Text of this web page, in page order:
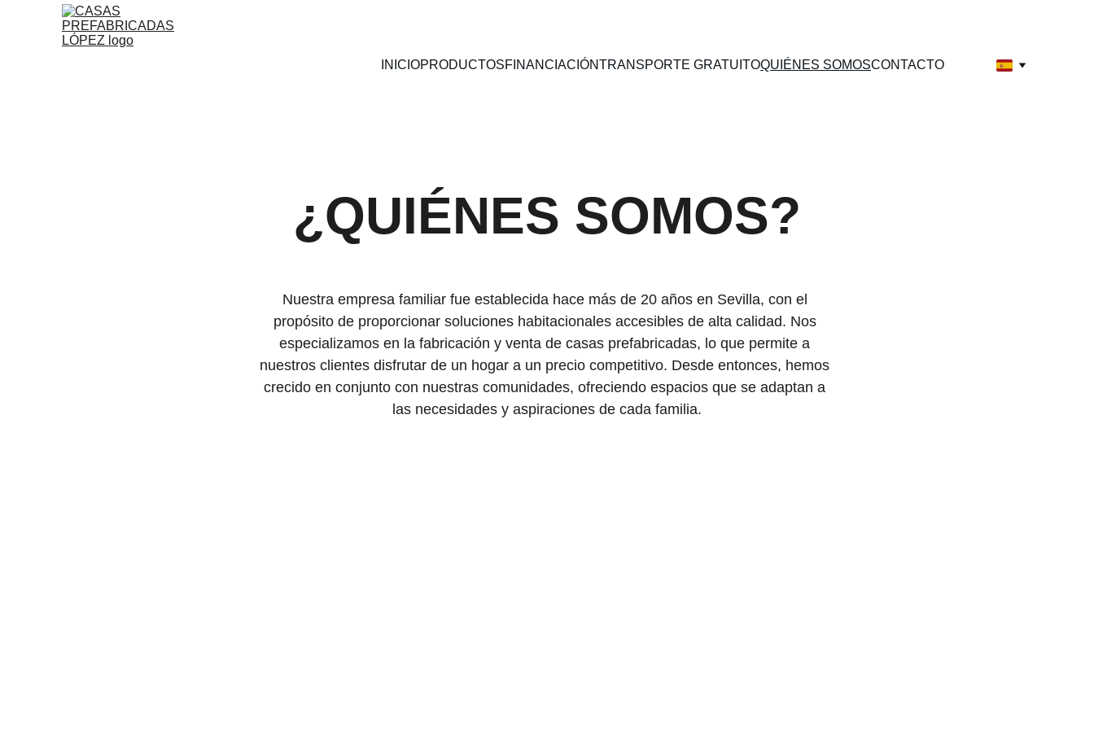
INICIOPRODUCTOSFINANCIACIÓNTRANSPORTE GRATUITOQUIÉNES SOMOSCONTACTO
¿QUIÉNES SOMOS?
Nuestra empresa familiar fue establecida hace más de 20 años en Sevilla, con el
propósito de proporcionar soluciones habitacionales accesibles de alta calidad. Nos
especializamos en la fabricación y venta de casas prefabricadas, lo que permite a
nuestros clientes disfrutar de un hogar a un precio competitivo. Desde entonces, hemos
crecido en conjunto con nuestras comunidades, ofreciendo espacios que se adaptan a
las necesidades y aspiraciones de cada familia.